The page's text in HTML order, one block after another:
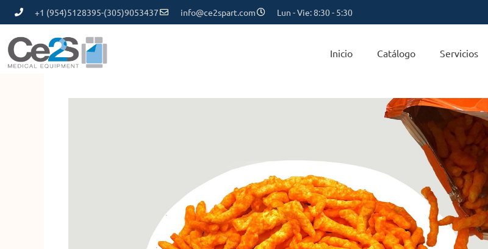
+1 (954)5128395-(305)9053437 info@ce2spart.com Lun - Vie: 8:30 - 5:30
Inicio Catálogo Servicios